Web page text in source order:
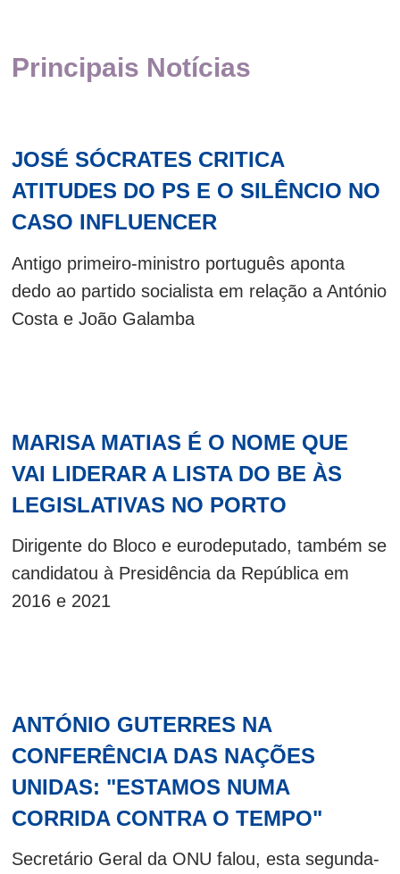
Principais Notícias
JOSÉ SÓCRATES CRITICA
ATITUDES DO PS E O SILÊNCIO NO
CASO INFLUENCER
Antigo primeiro-ministro português aponta
dedo ao partido socialista em relação a António
Costa e João Galamba
MARISA MATIAS É O NOME QUE
VAI LIDERAR A LISTA DO BE ÀS
LEGISLATIVAS NO PORTO
Dirigente do Bloco e eurodeputado, também se
candidatou à Presidência da República em
2016 e 2021
ANTÓNIO GUTERRES NA
CONFERÊNCIA DAS NAÇÕES
UNIDAS: "ESTAMOS NUMA
CORRIDA CONTRA O TEMPO"
Secretário Geral da ONU falou, esta segunda-